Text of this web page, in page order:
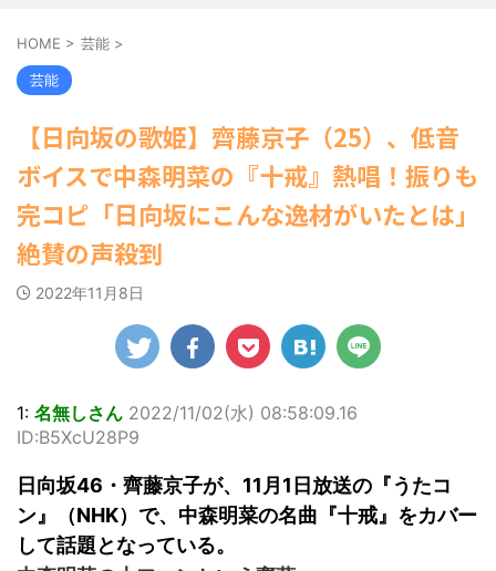
願が死ぬほど / 気になるニュースまと
めアンテナ
(8/29 00:00)
【モバマスSS】志希「苺の美味し
い食べ方。そして雪美と食べる... / 気
00:00)
【速報】スプラトゥーン公式、謝
罪 / 気になるニュースまとめアンテナ
(8/28 23:50)
Powered by livedoor 相互
RSS
1ドル157円台 しかし戻しも... / にゅー
すなう！ まとめアンテナ (7/30
22:16)
勇気を出して白人美女にチン凸し
たアジア人短小男♂、爆笑されて... /
にゅーすなう！ まとめアンテナ
Powered by livedoor 相互
RSS
NMB48の本郷柚巴
が、漫画誌『ヤン
グアニマル』（白
イト『ヤングアニ
マルWeb』のグラ
ビアに初登場し
ボディを武器に、
グラビア界を席巻
中の本郷。 今回、
トが掲載されてお
り、ボディライン
際立つタイトなセ
クシーニット姿の
キュートなビキ
ニ、迫力バスト目
を引くランジェリ
盛りだくさんの内
容となっている。
http://www.rbbto
da ...
「OS☆K」の南み
ゆかさんが、6月
20日発売のマンガ
ガジン」（講談
今年2月に同誌の表
紙を飾ったことが
話題になり、早く
「異例続きの高校1
年生にグラビア界
を披露した。 ...
ルミライ』（講談
部を売り上げ、
週間BOOKランキ
た。 【写真18枚】
大胆すぎる肌見
せ…ほぼ'手ぶら'な
ぶりの写真集とな
本作撮影にあた
り、「スゴい決意
をさせていただい
HOME > 芸能 >
芸能
【日向坂の歌姫】齊藤京子（25）、低音
ボイスで中森明菜の『十戒』熱唱！振りも
完コピ「日向坂にこんな逸材がいたとは」
絶賛の声殺到
2022年11月8日
1: 名無しさん 2022/11/02(水) 08:58:09.16
ID:B5XcU28P9
日向坂46・齊藤京子が、11月1日放送の『うたコ
ン』（NHK）で、中森明菜の名曲『十戒』をカバー
して話題となっている。